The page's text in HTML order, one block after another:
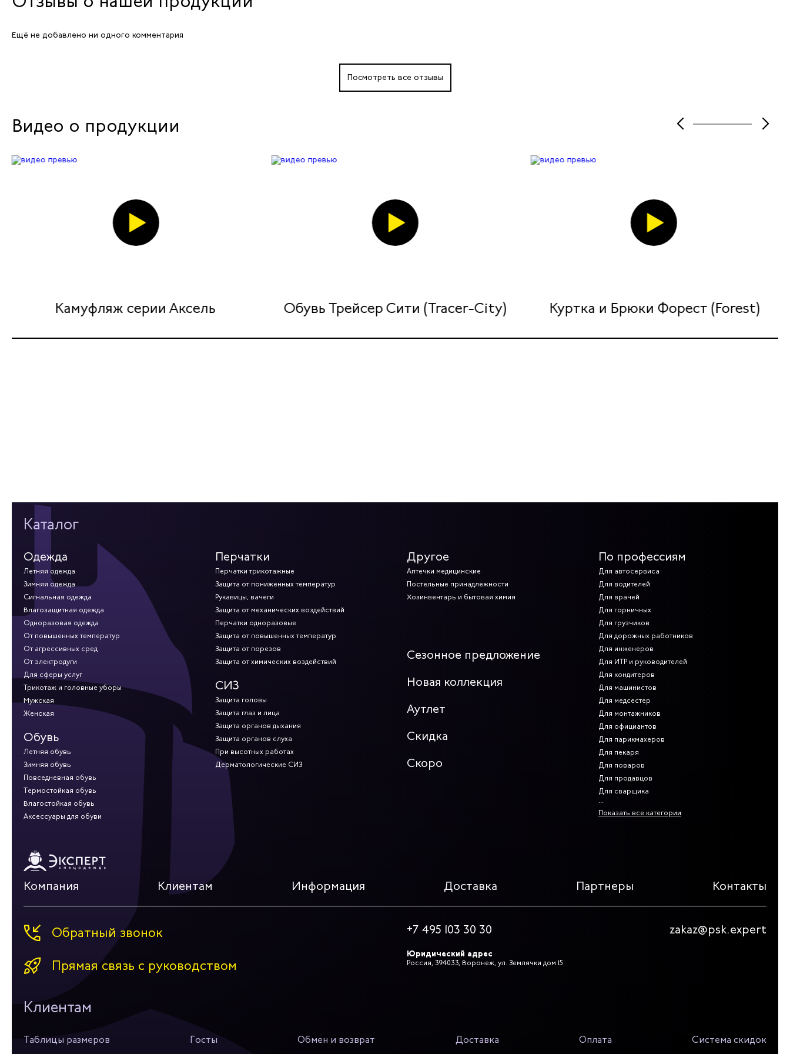
Ещё не добавлено ни одного комментария
Посмотреть все отзывы
Видео о продукции
Камуфляж серии Аксель Обувь Трейсер Сити (Tracer-City) Куртка и Брюки Форест (Forest)
Каталог
Одежда
Летняя одежда
Зимняя одежда
Сигнальная одежда
Влагозащитная одежда
Одноразовая одежда
От повышенных температур
От агрессивных сред
От электродуги
Для сферы услуг
Трикотаж и головные уборы
Мужская
Женская
Обувь
Летняя обувь
Зимняя обувь
Повседневная обувь
Термостойкая обувь
Влагостойкая обувь
Аксессуары для обуви
Перчатки
Перчатки трикотажные
Защита от пониженных температур
Рукавицы, вачеги
Защита от механических воздействий
Перчатки одноразовые
Защита от повышенных температур
Защита от порезов
Защита от химических воздействий
СИЗ
Защита головы
Защита глаз и лица
Защита органов дыхания
Защита органов слуха
При высотных работах
Дерматологические СИЗ
Другое
Аптечки медицинские
Постельные принадлежности
Хозинвентарь и бытовая химия
Сезонное предложение
Новая коллекция
Аутлет
Скидка
Скоро
По профессиям
Для автосервиса
Для водителей
Для врачей
Для горничных
Для грузчиков
Для дорожных работников
Для инженеров
Для ИТР и руководителей
Для кондитеров
Для машинистов
Для медсестер
Для монтажников
Для официантов
Для парикмахеров
Для пекаря
Для поваров
Для продавцов
Для сварщика
Показать все категории
Компания Клиентам Информация Доставка Партнеры Контакты
Обратный звонок
Прямая связь с руководством
+7 495 103 30 30 zakaz@psk.expert
Юридический адрес
Россия, 394033, Воронеж, ул. Землячки дом 15
Клиентам
Таблицы размеров Госты Обмен и возврат Доставка Оплата Система скидок